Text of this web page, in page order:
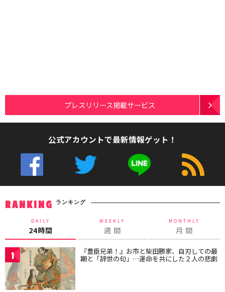
プレスリリース掲載サービス
公式アカウントで最新情報ゲット！
RANKING ランキング
DAILY
24時間
WEEKLY
週 間
MONTHLY
月 間
1 『豊臣兄弟！』お市と柴田勝家、自刃しての最
期と「辞世の句」…運命を共にした２人の悲劇